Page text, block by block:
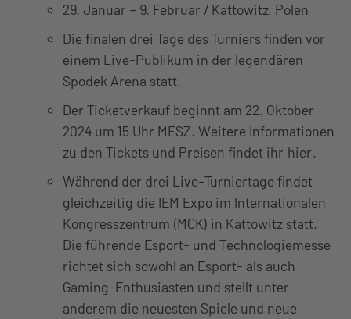
29. Januar – 9. Februar / Kattowitz, Polen
Die finalen drei Tage des Turniers finden vor
einem Live-Publikum in der legendären
Spodek Arena statt.
Der Ticketverkauf beginnt am 22. Oktober
2024 um 15 Uhr MESZ. Weitere Informationen
zu den Tickets und Preisen findet ihr hier.
Während der drei Live-Turniertage findet
gleichzeitig die IEM Expo im Internationalen
Kongresszentrum (MCK) in Kattowitz statt.
Die führende Esport- und Technologiemesse
richtet sich sowohl an Esport- als auch
Gaming-Enthusiasten und stellt unter
anderem die neuesten Spiele und neue